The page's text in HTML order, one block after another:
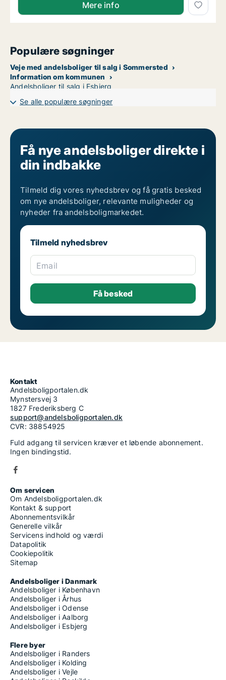
Mere info
Populære søgninger
Veje med andelsboliger til salg i Sommersted
Information om kommunen
Andelsboliger til salg i Esbjerg
Se alle populære søgninger
Få nye andelsboliger direkte i
din indbakke
Tilmeld dig vores nyhedsbrev og få gratis besked
om nye andelsboliger, relevante muligheder og
nyheder fra andelsboligmarkedet.
Tilmeld nyhedsbrev
Email
Kontakt
Andelsboligportalen.dk
Mynstersvej 3
1827 Frederiksberg C
support@andelsboligportalen.dk
CVR: 38854925
Fuld adgang til servicen kræver et løbende abonnement.
Ingen bindingstid.
Om servicen
Om Andelsboligportalen.dk
Kontakt & support
Abonnementsvilkår
Generelle vilkår
Servicens indhold og værdi
Datapolitik
Cookiepolitik
Sitemap
Andelsboliger i Danmark
Andelsboliger i København
Andelsboliger i Århus
Andelsboliger i Odense
Andelsboliger i Aalborg
Andelsboliger i Esbjerg
Flere byer
Andelsboliger i Randers
Andelsboliger i Kolding
Andelsboliger i Vejle